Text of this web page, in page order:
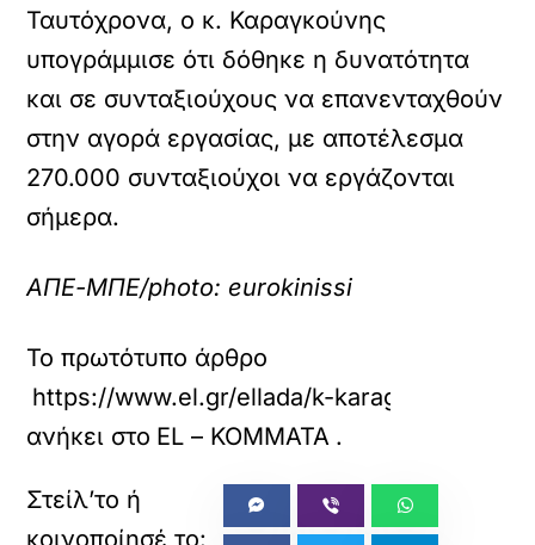
Ταυτόχρονα, ο κ. Καραγκούνης
υπογράμμισε ότι δόθηκε η δυνατότητα
και σε συνταξιούχους να επανενταχθούν
στην αγορά εργασίας, με αποτέλεσμα
270.000 συνταξιούχοι να εργάζονται
σήμερα.
ΑΠΕ-ΜΠΕ/photo: eurokinissi
Το πρωτότυπο άρθρο
https://www.el.gr/ellada/k-karagkoynis-
ανήκει στο EL – ΚΟΜΜΑΤΑ .